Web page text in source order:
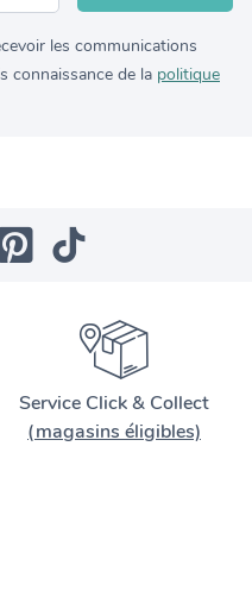
les communications
connaissance de la politique
Service Click & Collect
(magasins éligibles)